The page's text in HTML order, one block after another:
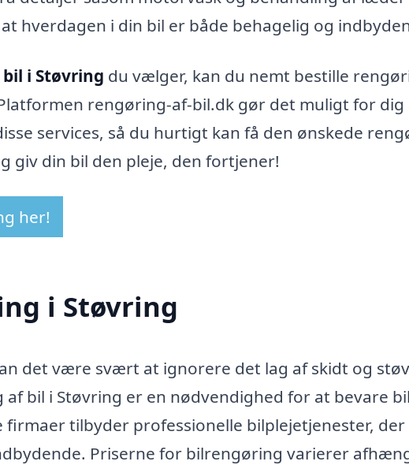
hverdagen i din bil er både behagelig og
i Støvring du vælger, kan du nemt bestille
rengøring-af-bil.dk gør det muligt for dig
services, så du hurtigt kan få den ønskede
giv din bil den pleje, den fortjener!
her!
i Støvring
det være svært at ignorere det lag af skidt og
bil i Støvring er en nødvendighed for at bevare
tilbyder professionelle bilplejetjenester, der
Priserne for bilrengøring varierer